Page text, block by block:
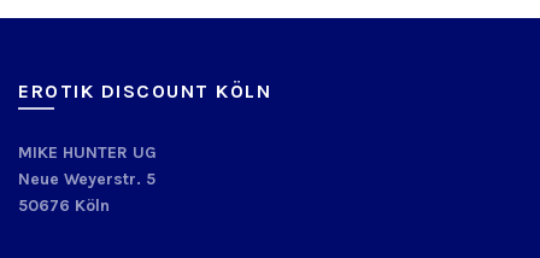
EROTIK DISCOUNT KÖLN
MIKE HUNTER UG
Neue Weyerstr. 5
50676 Köln